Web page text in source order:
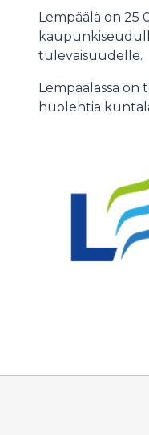
Lempäälä on 25
tulevaisuudelle.
Lempäälässä
huolehtia